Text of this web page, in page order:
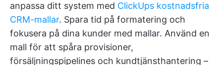
anpassa ditt system med ClickUps kostnadsfria
CRM-mallar. Spara tid på formatering och
fokusera på dina kunder med mallar. Använd en
mall för att spåra provisioner,
försäljningspipelines och kundtjänsthantering –